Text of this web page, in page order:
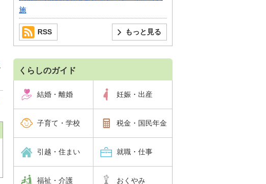
施
もっと見る
RSS
くらしのガイド
結婚・離婚 妊娠・出産
子育て・学校 税金・国民年金
引越・住まい 就職・仕事
福祉・介護 おくやみ